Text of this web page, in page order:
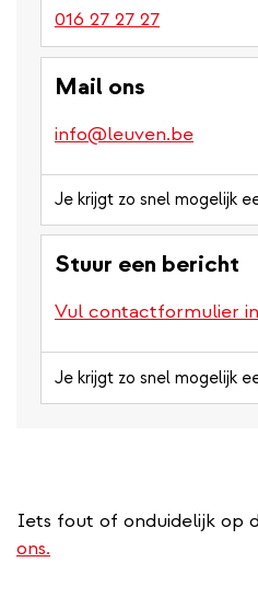
016 27 27 27
Mail ons
info@leuven.be
Je krijgt zo snel mogelijk
Stuur een bericht
Vul contactformulier in
Je krijgt zo snel mogelijk
Iets fout of onduidelijk op
ons.